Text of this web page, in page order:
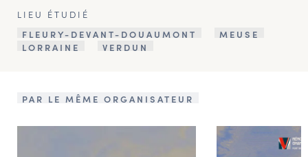
LIEU ÉTUDIÉ
FLEURY-DEVANT-DOUAUMONT
MEUSE
LORRAINE
VERDUN
PAR LE MÊME ORGANISATEUR